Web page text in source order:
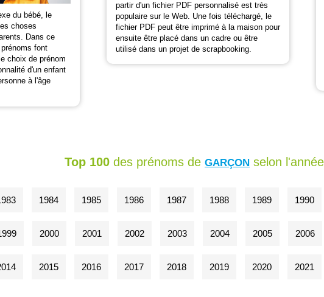
du bébé, le
choses
Dans ce
font
choix de prénom
d'un enfant
à l'âge
partir d'un fichier PDF personnalisé est très
populaire sur le Web. Une fois téléchargé, le
fichier PDF peut être imprimé à la maison pour
ensuite être placé dans un cadre ou être
utilisé dans un projet de scrapbooking.
Top 100 des prénoms de GARÇON selon
1984 1985 1986 1987 1988 1989 1990
2000 2001 2002 2003 2004 2005 2006
2015 2016 2017 2018 2019 2020 2021